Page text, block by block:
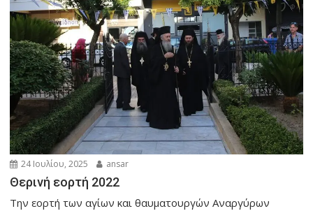
24 Ιουλίου, 2025 ansar
Θερινή εορτή 2022
Την εορτή των αγίων και θαυματουργών Αναργύρων